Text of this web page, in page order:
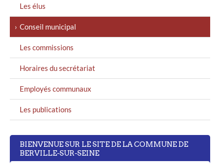
MENU
GAUCHE
Les élus
Conseil municipal
Les commissions
Horaires du secrétariat
Employés communaux
Les publications
BIENVENUE SUR LE SITE DE LA COMMUNE DE
BERVILLE-SUR-SEINE